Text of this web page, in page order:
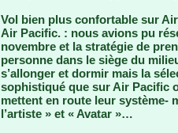
Vol bien plus confortable sur
Air Pacific. : nous avions pu
novembre et la stratégie de
personne dans le siège du
s’allonger et dormir mais la
sophistiqué que sur Air Pacific
mettent en route leur système-
l’artiste » et « Avatar »…